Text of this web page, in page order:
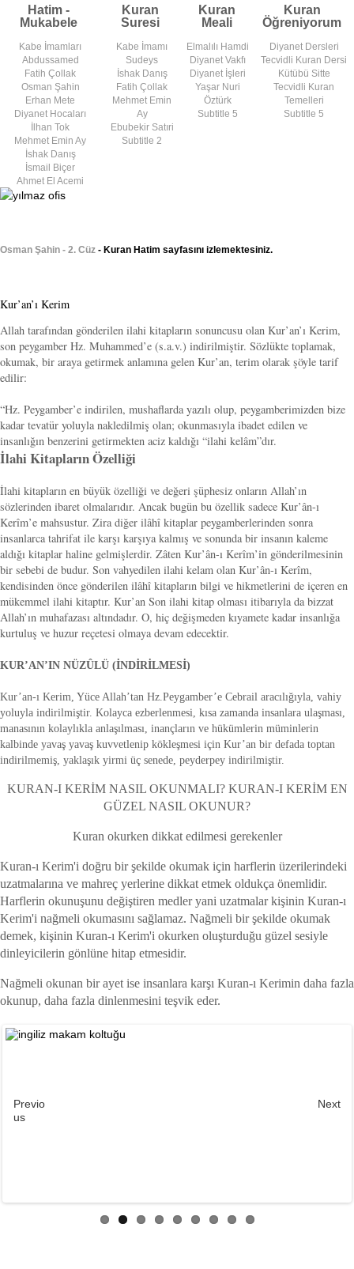
Hatim -
Mukabele
Kuran
Suresi
Kuran
Meali
Kuran
Öğreniyorum
Kabe İmamları
Abdussamed
Fatih Çollak
Osman Şahin
Erhan Mete
Diyanet Hocaları
İlhan Tok
Mehmet Emin Ay
İshak Danış
İsmail Biçer
Ahmet El Acemi
Kabe İmamı
Sudeys
İshak Danış
Fatih Çollak
Mehmet Emin
Ay
Ebubekir Satıri
Subtitle 2
Elmalılı Hamdi
Diyanet Vakfı
Diyanet İşleri
Yaşar Nuri
Öztürk
Subtitle 5
Diyanet Dersleri
Tecvidli Kuran Dersi
Kütübü Sitte
Tecvidli Kuran
Temelleri
Subtitle 5
Osman Şahin - 2. Cüz - Kuran Hatim sayfasını izlemektesiniz.
Kur’an’ı Kerim
Allah tarafından gönderilen ilahi kitapların sonuncusu olan Kur’an’ı Kerim,
son peygamber Hz. Muhammed’e (s.a.v.) indirilmiştir. Sözlükte toplamak,
okumak, bir araya getirmek anlamına gelen Kur’an, terim olarak şöyle tarif
edilir:
“Hz. Peygamber’e indirilen, mushaflarda yazılı olup, peygamberimizden bize
kadar tevatür yoluyla nakledilmiş olan; okunmasıyla ibadet edilen ve
insanlığın benzerini getirmekten aciz kaldığı “ilahi kelâm”dır.
İlahi Kitapların Özelliği
İlahi kitapların en büyük özelliği ve değeri şüphesiz onların Allah’ın
sözlerinden ibaret olmalarıdır. Ancak bugün bu özellik sadece Kur’ân-ı
Kerîm’e mahsustur. Zira diğer ilâhî kitaplar peygamberlerinden sonra
insanlarca tahrifat ile karşı karşıya kalmış ve sonunda bir insanın kaleme
aldığı kitaplar haline gelmişlerdir. Zâten Kur’ân-ı Kerîm’in gönderilmesinin
bir sebebi de budur. Son vahyedilen ilahi kelam olan Kur’ân-ı Kerîm,
kendisinden önce gönderilen ilâhî kitapların bilgi ve hikmetlerini de içeren en
mükemmel ilahi kitaptır. Kur’an Son ilahi kitap olması itibarıyla da bizzat
Allah’ın muhafazası altındadır. O, hiç değişmeden kıyamete kadar insanlığa
kurtuluş ve huzur reçetesi olmaya devam edecektir.
KUR’AN’IN NÜZÛLÜ (İNDİRİLMESİ)
Kur’an-ı Kerim, Yüce Allah’tan Hz.Peygamber’e Cebrail aracılığıyla, vahiy
yoluyla indirilmiştir. Kolayca ezberlenmesi, kısa zamanda insanlara ulaşması,
manasının kolaylıkla anlaşılması, inançların ve hükümlerin müminlerin
kalbinde yavaş yavaş kuvvetlenip kökleşmesi için Kur’an bir defada toptan
indirilmemiş, yaklaşık yirmi üç senede, peyderpey indirilmiştir.
KURAN-I KERİM NASIL OKUNMALI? KURAN-I KERİM EN
GÜZEL NASIL OKUNUR?
Kuran okurken dikkat edilmesi gerekenler
Kuran-ı Kerim'i doğru bir şekilde okumak için harflerin üzerilerindeki
uzatmalarına ve mahreç yerlerine dikkat etmek oldukça önemlidir.
Harflerin okunuşunu değiştiren medler yani uzatmalar kişinin Kuran-ı
Kerim'i nağmeli okumasını sağlamaz. Nağmeli bir şekilde okumak
demek, kişinin Kuran-ı Kerim'i okurken oluşturduğu güzel sesiyle
dinleyicilerin gönlüne hitap etmesidir.
Nağmeli okunan bir ayet ise insanlara karşı Kuran-ı Kerimin daha fazla
okunup, daha fazla dinlenmesini teşvik eder.
Previo
us
Next